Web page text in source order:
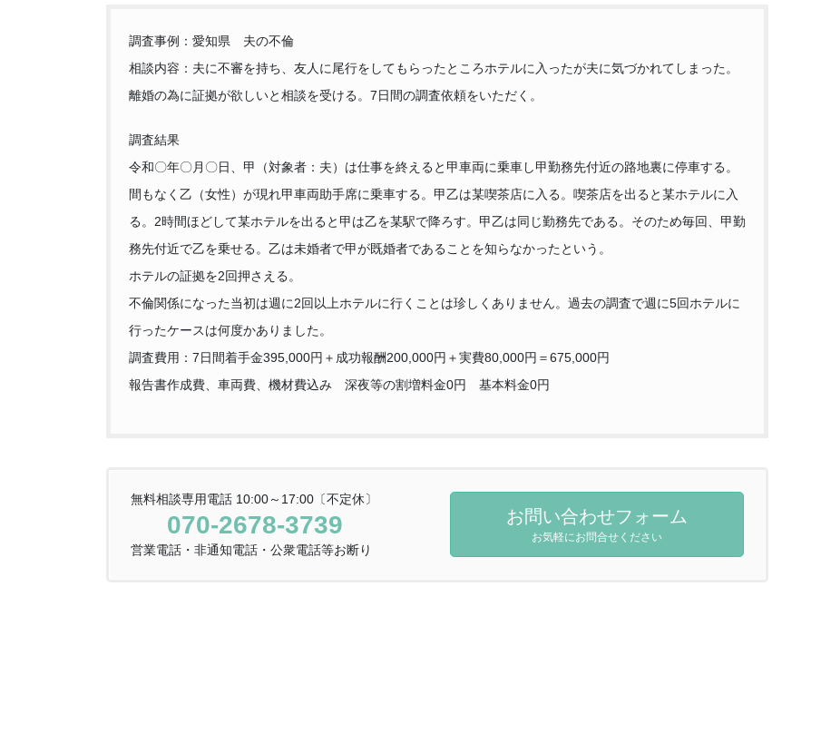
調査事例：愛知県 夫の不倫
相談内容：夫に不審を持ち、友人に尾行をしてもらったところホテルに入ったが夫に気づかれてしまった。
離婚の為に証拠が欲しいと相談を受ける。7日間の調査依頼をいただく。
調査結果
令和〇年〇月〇日、甲（対象者：夫）は仕事を終えると甲車両に乗車し甲勤務先付近の路地裏に停車する。
間もなく乙（女性）が現れ甲車両助手席に乗車する。甲乙は某喫茶店に入る。喫茶店を出ると某ホテルに入
る。2時間ほどして某ホテルを出ると甲は乙を某駅で降ろす。甲乙は同じ勤務先である。そのため毎回、甲勤
務先付近で乙を乗せる。乙は未婚者で甲が既婚者であることを知らなかったという。
ホテルの証拠を2回押さえる。
不倫関係になった当初は週に2回以上ホテルに行くことは珍しくありません。過去の調査で週に5回ホテルに
行ったケースは何度かありました。
調査費用：7日間着手金395,000円＋成功報酬200,000円＋実費80,000円＝675,000円
報告書作成費、車両費、機材費込み 深夜等の割増料金0円 基本料金0円
無料相談専用電話 10:00～17:00〔不定休〕
070-2678-3739
営業電話・非通知電話・公衆電話等お断り
お問い合わせフォーム
お気軽にお問合せください